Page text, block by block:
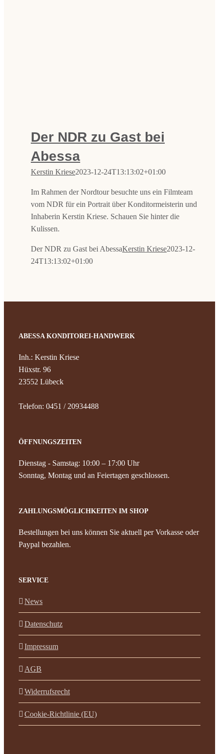
Der NDR zu Gast bei
Abessa
Kerstin Kriese2023-12-24T13:13:02+01:00
Im Rahmen der Nordtour besuchte uns ein Filmteam
vom NDR für ein Portrait über Konditormeisterin und
Inhaberin Kerstin Kriese. Schauen Sie hinter die
Kulissen.
Der NDR zu Gast bei AbessaKerstin Kriese2023-12-
24T13:13:02+01:00
ABESSA KONDITOREI-HANDWERK
Inh.: Kerstin Kriese
Hüxstr. 96
23552 Lübeck
Telefon: 0451 / 20934488
ÖFFNUNGSZEITEN
Dienstag - Samstag: 10:00 – 17:00 Uhr
Sonntag, Montag und an Feiertagen geschlossen.
ZAHLUNGSMÖGLICHKEITEN IM SHOP
Bestellungen bei uns können Sie aktuell per Vorkasse oder
Paypal bezahlen.
SERVICE
News
Datenschutz
Impressum
AGB
Widerrufsrecht
Cookie-Richtlinie (EU)